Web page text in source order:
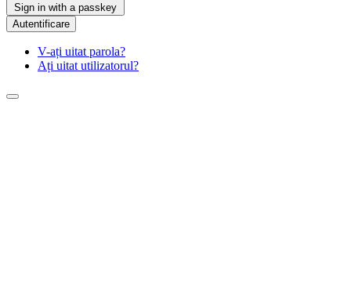
Sign in with a passkey
Autentificare
V-ați uitat parola?
Ați uitat utilizatorul?